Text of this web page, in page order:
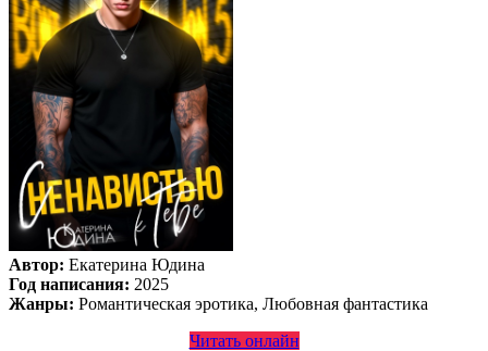
Автор: Екатерина Юдина
Год написания: 2025
Жанры: Романтическая эротика, Любовная фантастика
Читать онлайн